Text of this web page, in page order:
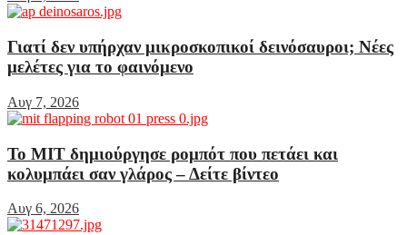
Γιατί δεν υπήρχαν μικροσκοπικοί δεινόσαυροι; Νέες
μελέτες για το φαινόμενο
Αυγ 7, 2026
Το MIT δημιούργησε ρομπότ που πετάει και
κολυμπάει σαν γλάρος – Δείτε βίντεο
Αυγ 6, 2026